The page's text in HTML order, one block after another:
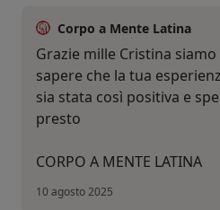
Corpo a Mente Latina
Grazie mille Cristina
sapere che la tua
sia stata così positiva e
presto
CORPO A MENTE LATINA
10 agosto 2025